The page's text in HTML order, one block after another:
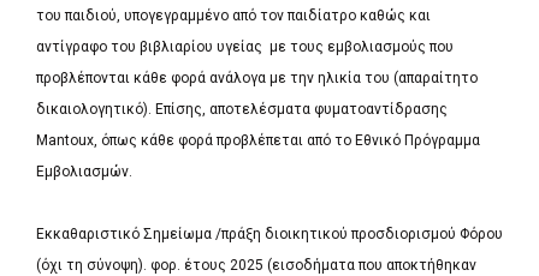
του παιδιού, υπογεγραμμένο από τον παιδίατρο καθώς και
αντίγραφο του βιβλιαρίου υγείας με τους εμβολιασμούς που
προβλέπονται κάθε φορά ανάλογα με την ηλικία του (απαραίτητο
δικαιολογητικό). Επίσης, αποτελέσματα φυματοαντίδρασης
Μantoux, όπως κάθε φορά προβλέπεται από το Εθνικό Πρόγραμμα
Εμβολιασμών.
Εκκαθαριστικό Σημείωμα /πράξη διοικητικού προσδιορισμού Φόρου
(όχι τη σύνοψη). φορ. έτους 2025 (εισοδήματα που αποκτήθηκαν